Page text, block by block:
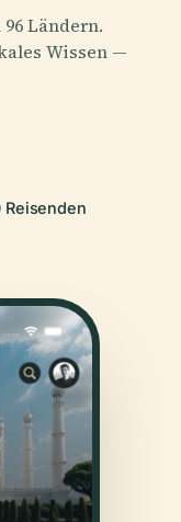
Ländern.
Wissen —